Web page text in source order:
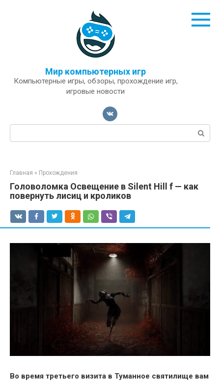
Мир компьютерных игр
Компьютерные игры, обзоры, прохождение игр,
игровые новости
Поиск:
Главная » Прохождения
Головоломка Освещение в Silent Hill f — как
повернуть лисиц и кроликов
Во время третьего визита в Туманное святилище вам